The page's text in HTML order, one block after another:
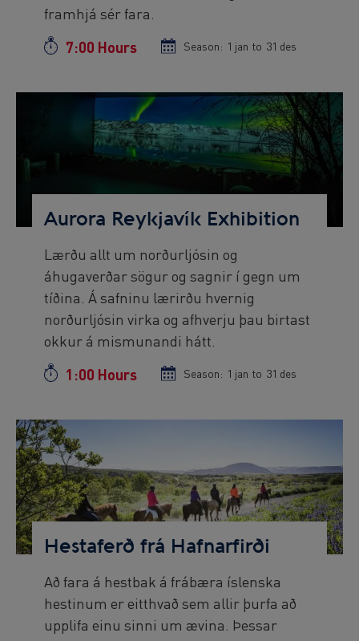
framhjá sér fara.
Duration
7:00 Hours Season: Season
1 jan to Season
31 des
Aurora Reykjavík Exhibition
Preview
text
Lærðu allt um norðurljósin og
áhugaverðar sögur og sagnir í gegn um
tíðina. Á safninu lærirðu hvernig
norðurljósin virka og afhverju þau birtast
okkur á mismunandi hátt.
Duration
1:00 Hours Season: Season
1 jan to Season
31 des
Preview
Image
Hestaferð frá Hafnarfirði
Preview
text
Að fara á hestbak á frábæra íslenska
hestinum er eitthvað sem allir þurfa að
upplifa einu sinni um ævina. Þessar